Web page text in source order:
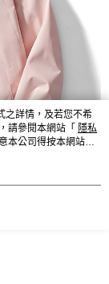
之詳情，及若您不希
請參閱本網站「 隱私
本公司得按本網站使